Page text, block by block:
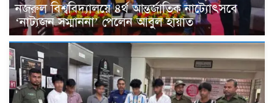
নজরুল বিশ্ববিদ্যালয়ে ৪র্থ আন্তর্জাতিক নাট্যোৎসবে
‘নাট্যজন সম্মাননা’ পেলেন আবুল হায়াত